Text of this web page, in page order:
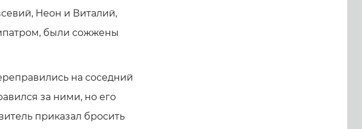
Неон и Виталий,
были сожжены
на соседний
за ними, но его
приказал бросить